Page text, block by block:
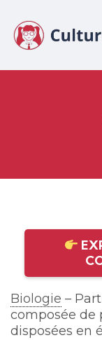
Biologie –
composée de
disposées en